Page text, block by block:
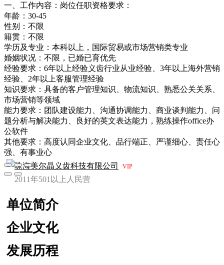
一、工作内容：岗位任职资格要求：
年龄：30-45
性别：不限
籍贯：不限
学历及专业：本科以上，国际贸易或市场营销类专业
婚姻状况：不限，已婚已育优先
经验要求：6年以上经验义齿行业从业经验、3年以上海外营销
经验、2年以上客服管理经验
知识要求：具备的客户管理知识、物流知识、熟悉公关关系、
市场营销等领域
能力要求：团队建设能力、沟通协调能力、商业谈判能力、问
题分析与解决能力、良好的英文表达能力，熟练操作office办
公软件
其他要求：高度认同企业文化、品行端正、严谨细心、责任心
强、有事业心
珠海美尔晶义齿科技有限公司
VIP
2011年501以上人 民营
单位简介
企业文化
发展历程